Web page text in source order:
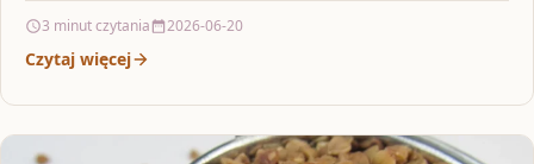
3 minut czytania 2026-06-20
Czytaj więcej